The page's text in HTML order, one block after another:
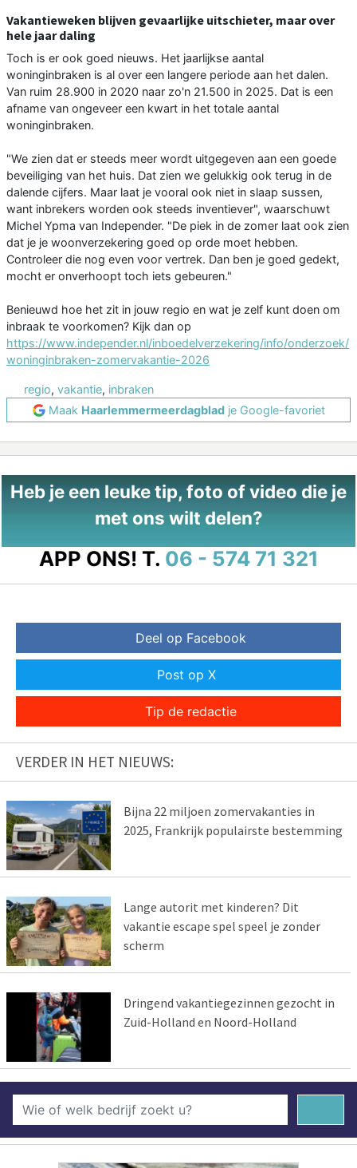
Vakantieweken blijven gevaarlijke uitschieter, maar over
hele jaar daling
Toch is er ook goed nieuws. Het jaarlijkse aantal
woninginbraken is al over een langere periode aan het dalen.
Van ruim 28.900 in 2020 naar zo'n 21.500 in 2025. Dat is een
afname van ongeveer een kwart in het totale aantal
woninginbraken.
"We zien dat er steeds meer wordt uitgegeven aan een goede
beveiliging van het huis. Dat zien we gelukkig ook terug in de
dalende cijfers. Maar laat je vooral ook niet in slaap sussen,
want inbrekers worden ook steeds inventiever", waarschuwt
Michel Ypma van Independer. "De piek in de zomer laat ook zien
dat je je woonverzekering goed op orde moet hebben.
Controleer die nog even voor vertrek. Dan ben je goed gedekt,
mocht er onverhoopt toch iets gebeuren."
Benieuwd hoe het zit in jouw regio en wat je zelf kunt doen om
inbraak te voorkomen? Kijk dan op
https://www.independer.nl/inboedelverzekering/info/onderzoek/
woninginbraken-zomervakantie-2026
regio, vakantie, inbraken
Maak Haarlemmermeerdagbladje Google-favoriet
Heb je een leuke tip, foto of video die je
met ons wilt delen?
APP ONS! T. 06 - 574 71 321
Deel op Facebook
Post op X
Tip de redactie
VERDER IN HET NIEUWS:
Bijna 22 miljoen zomervakanties in
2025, Frankrijk populairste bestemming
Lange autorit met kinderen? Dit
vakantie escape spel speel je zonder
scherm
Dringend vakantiegezinnen gezocht in
Zuid-Holland en Noord-Holland